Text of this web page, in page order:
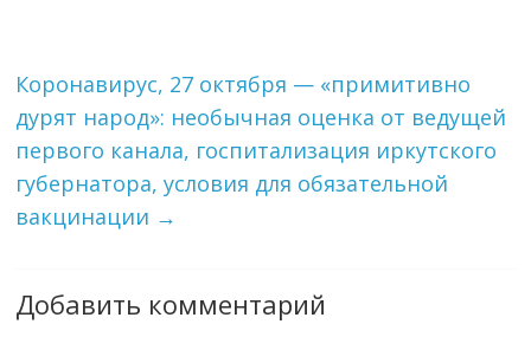
Коронавирус, 27 октября — «примитивно
дурят народ»: необычная оценка от ведущей
первого канала, госпитализация иркутского
губернатора, условия для обязательной
вакцинации →
Добавить комментарий